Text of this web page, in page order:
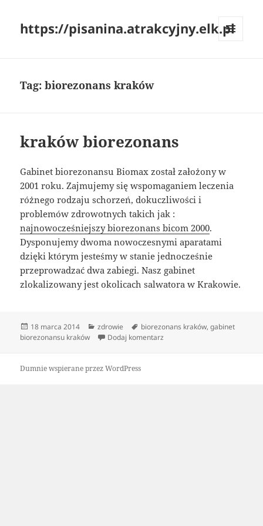
https://pisanina.atrakcyjny.elk.pl
Tag:biorezonans kraków
kraków biorezonans
Gabinet biorezonansu Biomax został założony w
2001 roku. Zajmujemy się wspomaganiem leczenia
różnego rodzaju schorzeń, dokuczliwości i
problemów zdrowotnych takich jak :
najnowocześniejszy biorezonans bicom 2000.
Dysponujemy dwoma nowoczesnymi aparatami
dzięki którym jesteśmy w stanie jednocześnie
przeprowadzać dwa zabiegi. Nasz gabinet
zlokalizowany jest okolicach salwatora w Krakowie.
Data
publikacji
18 marca 2014 Kategorie
zdrowie Tagi
biorezonans kraków,gabinet
biorezonansu kraków
Dodaj komentarz
Dumnie wspierane przez WordPress